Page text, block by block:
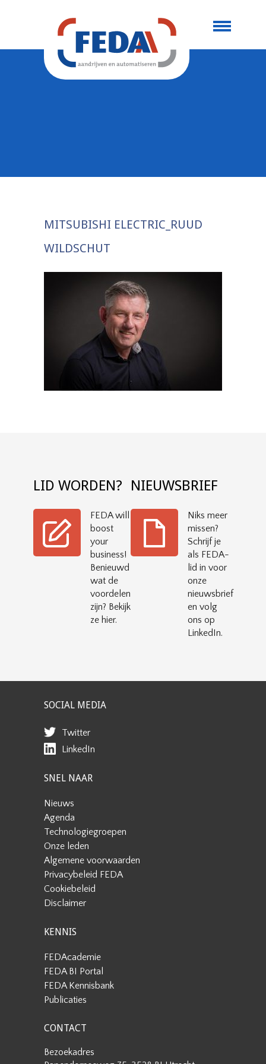
MITSUBISHI ELECTRIC_RUUD
WILDSCHUT
LID WORDEN?
FEDA will
boost
your
business!
Benieuwd
wat de
voordelen
zijn? Bekijk
ze hier.
NIEUWSBRIEF
Niks meer
missen?
Schrijf je
als FEDA-
lid in voor
onze
nieuwsbrief
en volg
ons op
LinkedIn.
SOCIAL MEDIA
Twitter
LinkedIn
SNEL NAAR
Nieuws
Agenda
Technologiegroepen
Onze leden
Algemene voorwaarden
Privacybeleid FEDA
Cookiebeleid
Disclaimer
KENNIS
FEDAcademie
FEDA BI Portal
FEDA Kennisbank
Publicaties
CONTACT
Bezoekadres